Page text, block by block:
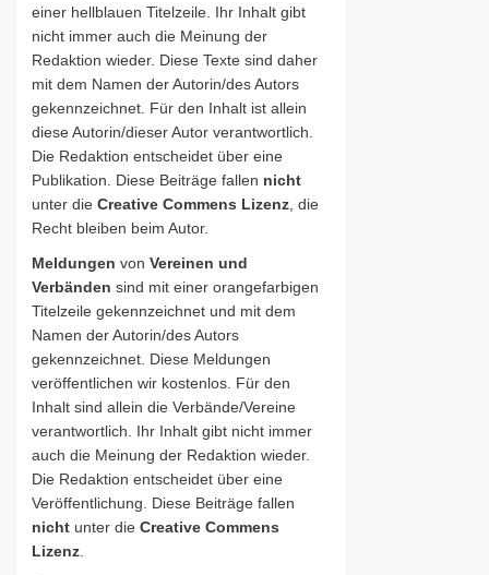
einer hellblauen Titelzeile. Ihr Inhalt gibt
nicht immer auch die Meinung der
Redaktion wieder. Diese Texte sind daher
mit dem Namen der Autorin/des Autors
gekennzeichnet. Für den Inhalt ist allein
diese Autorin/dieser Autor verantwortlich.
Die Redaktion entscheidet über eine
Publikation. Diese Beiträge fallen nicht
unter die Creative Commens Lizenz , die
Recht bleiben beim Autor.
Meldungen von Vereinen und
Verbänden sind mit einer orangefarbigen
Titelzeile gekennzeichnet und mit dem
Namen der Autorin/des Autors
gekennzeichnet. Diese Meldungen
veröffentlichen wir kostenlos. Für den
Inhalt sind allein die Verbände/Vereine
verantwortlich. Ihr Inhalt gibt nicht immer
auch die Meinung der Redaktion wieder.
Die Redaktion entscheidet über eine
Veröffentlichung. Diese Beiträge fallen
nicht unter die Creative Commens
Lizenz